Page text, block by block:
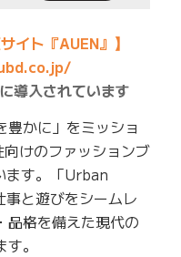
イト『AUEN』】
導入されています
豊かに」をミッショ
けのファッションブ
ます。「Urban
と遊びをシームレ
品格を備えた現代の
。